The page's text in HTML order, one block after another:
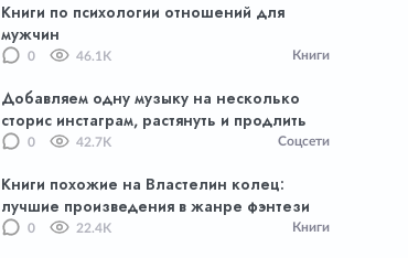
Книги по психологии отношений для
мужчин
0 46.1K Книги
Добавляем одну музыку на несколько
сторис инстаграм, растянуть и продлить
0 42.7K Соцсети
Книги похожие на Властелин колец:
лучшие произведения в жанре фэнтези
0 22.4K Книги